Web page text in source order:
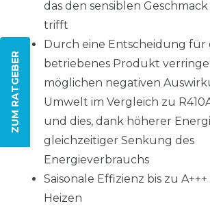
ZUM RATGEBER
das den sensiblen
trifft
Durch eine Entscheidung für
betriebenes Produkt
möglichen negativen
Umwelt im Vergleich zu
und dies, dank höherer
gleichzeitiger Senkung des
Energieverbrauchs
Saisonale Effizienz bis zu
Heizen